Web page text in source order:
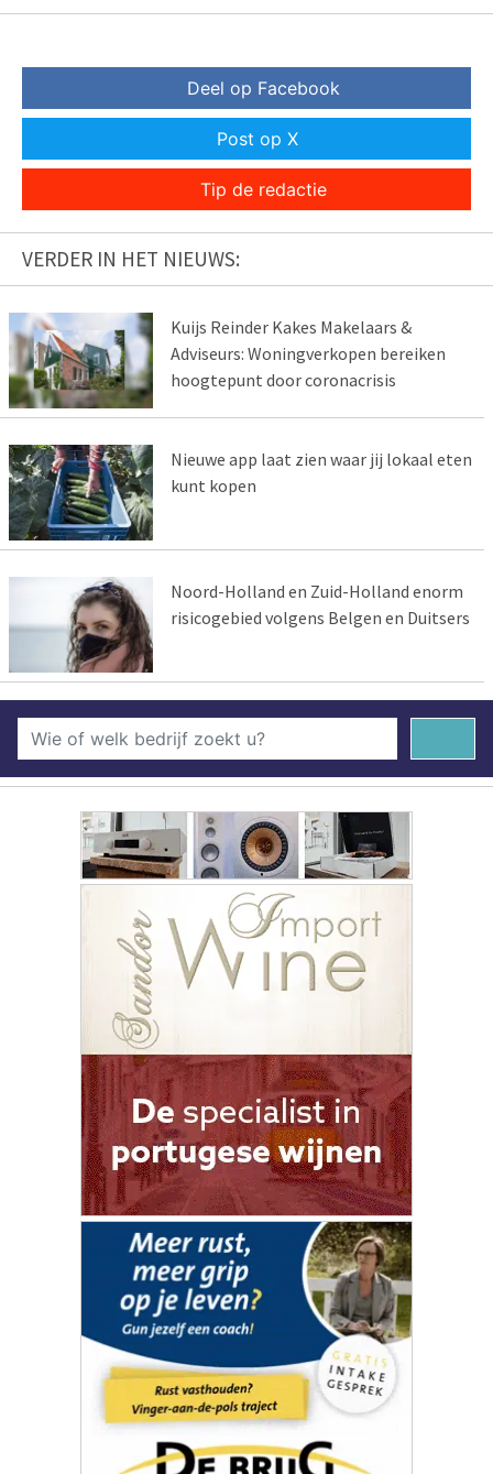
Deel op Facebook
Post op X
Tip de redactie
VERDER IN HET NIEUWS:
Kuijs Reinder Kakes Makelaars &
Adviseurs: Woningverkopen bereiken
hoogtepunt door coronacrisis
Nieuwe app laat zien waar jij lokaal eten
kunt kopen
Noord-Holland en Zuid-Holland enorm
risicogebied volgens Belgen en Duitsers